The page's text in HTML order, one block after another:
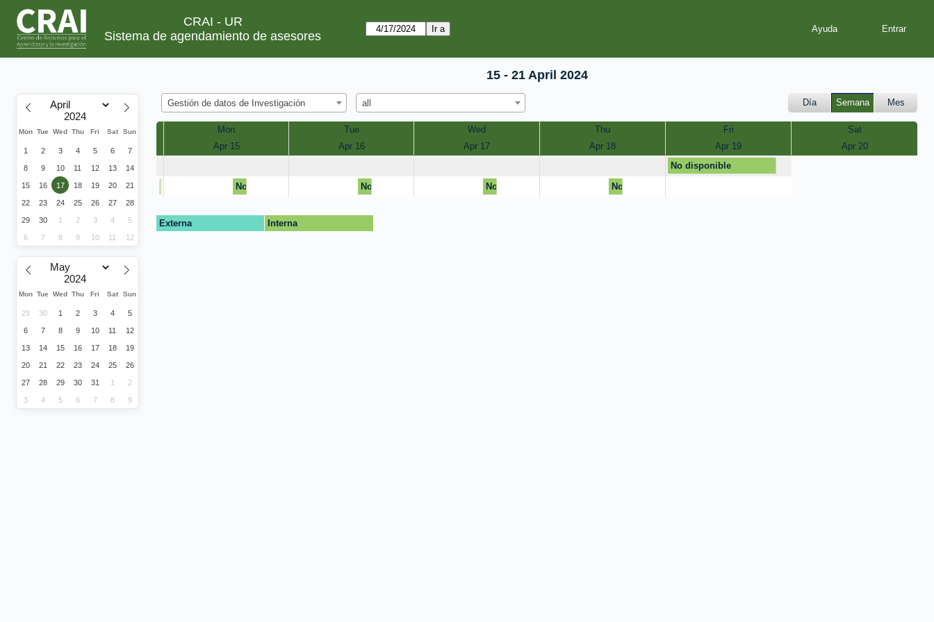
CRAI - UR
Sistema de agendamiento de asesores
Ayuda
Mon Tue Wed Thu Fri Sat Sun
1 2 3 4 5 6 7
8 9 10 11 12 13 14
15 16 17 18 19 20 21
22 23 24 25 26 27 28
29 30 1 2 3 4 5
6 7 8 9 10 11 12
Mon Tue Wed Thu Fri Sat Sun
29 30 1 2 3 4 5
6 7 8 9 10 11 12
13 14 15 16 17 18 19
20 21 22 23 24 25 26
27 28 29 30 31 1 2
3 4 5 6 7 8 9
15 - 21 April 2024
Gestión de datos de Investigación all Día Semana Mes
Mon Tue Wed Thu Fri
Sat
Apr 15
Apr 16 Apr 17 Apr 18 Apr 19
Apr 20
No disponible
Reunión ServiciosNo disponible No disponible No disponible No disponible
Externa Interna